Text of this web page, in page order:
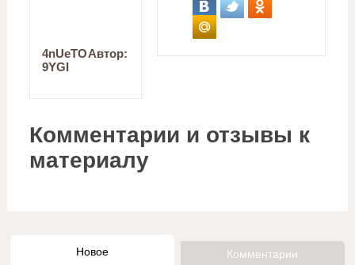
Автор:
4nUeTO
9YGI
Комментарии и отзывы к
материалу
Новое Комментарии